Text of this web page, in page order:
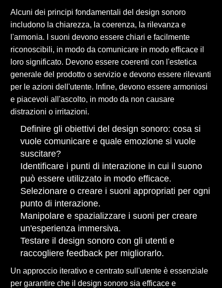
Alcuni dei principi fondamentali del design sonoro
includono la chiarezza, la coerenza, la rilevanza e
l'armonia. I suoni devono essere chiari e facilmente
riconoscibili, in modo da comunicare in modo efficace il
loro significato. Devono essere coerenti con l'estetica
generale del prodotto o servizio e devono essere rilevanti
per le azioni dell'utente. Infine, devono essere armoniosi
e piacevoli all'ascolto, in modo da non causare
distrazioni o irritazioni.
Definire gli obiettivi del design sonoro: cosa si
vuole comunicare e quale emozione si vuole
suscitare?
Identificare i punti di interazione in cui il suono
può essere utilizzato in modo efficace.
Selezionare o creare i suoni appropriati per ogni
punto di interazione.
Manipolare e spazializzare i suoni per creare
un'esperienza immersiva.
Testare il design sonoro con gli utenti e
raccogliere feedback per migliorarlo.
Un approccio iterativo e centrato sull'utente è essenziale
per garantire che il design sonoro sia efficace e